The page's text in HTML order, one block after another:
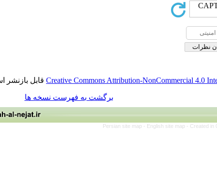
Creative Commons Attribution-قابل بازنشر است.
برگشت به فهرست نسخه ها
Persian site map - English site